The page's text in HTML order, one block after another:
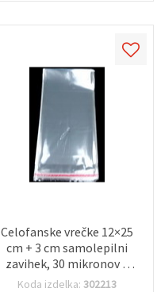
Celofanske vrečke 12×25
cm + 3 cm samolepilni
zavihek, 30 mikronov –
pakiranje 200 kosov
Koda izdelka:302213